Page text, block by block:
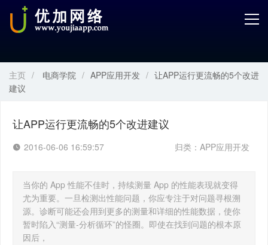
首页
开发服务
关于优加
主页 / 电商学院 / APP应用开发 / 让APP运行更流畅的5个改进
建议
让APP运行更流畅的5个改进建议
2016-06-06 16:59:57 归类： APP应用开发
当你的 App 性能不佳时，持续测量 App 的性能表现就变得
尤为重要。一旦检测出性能问题，你应专注于对问题寻根溯
源。诊断可能还会用到更多的测量和详细的性能数据，使你
暂时陷入“测量-分析循环”的怪圈。即使在找到问题的根本原
因后，